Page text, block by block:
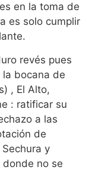
en la toma de
es solo cumplir
revés pues
bocana de
, El Alto,
: ratificar su
a las
de
y
no se